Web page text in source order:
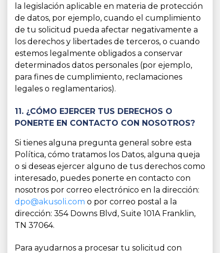
la legislación aplicable en materia de protección
de datos, por ejemplo, cuando el cumplimiento
de tu solicitud pueda afectar negativamente a
los derechos y libertades de terceros, o cuando
estemos legalmente obligados a conservar
determinados datos personales (por ejemplo,
para fines de cumplimiento, reclamaciones
legales o reglamentarios).
11. ¿CÓMO EJERCER TUS DERECHOS O
PONERTE EN CONTACTO CON NOSOTROS?
Si tienes alguna pregunta general sobre esta
Política, cómo tratamos los Datos, alguna queja
o si deseas ejercer alguno de tus derechos como
interesado, puedes ponerte en contacto con
nosotros por correo electrónico en la dirección:
dpo@akusoli.com o por correo postal a la
dirección: 354 Downs Blvd, Suite 101A Franklin,
TN 37064.
Para ayudarnos a procesar tu solicitud con